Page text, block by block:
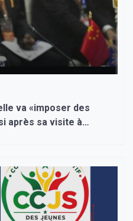
va «imposer des
après sa visite à